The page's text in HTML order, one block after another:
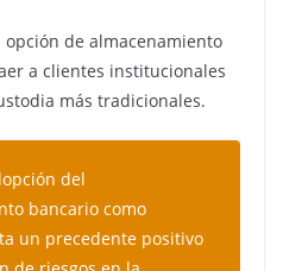
de almacenamiento
a clientes institucionales
más tradicionales.
del
bancario como
un precedente positivo